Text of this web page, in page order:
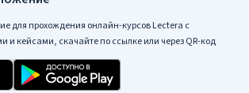
для прохождения онлайн-курсов Lectera c
и кейсами, скачайте по ссылке или через QR-код